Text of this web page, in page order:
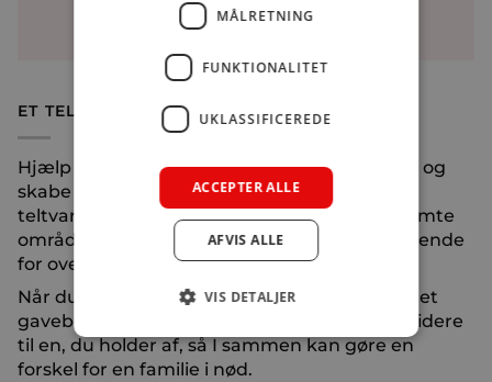
ET TELTVARMESÆT TIL EN FAMILIE
Hjælp en udsat familie med at holde varmen og
skabe komfort i barske omgivelser. Et
teltvarmesæt er en essentiel løsning i kriseramte
områder, hvor varme og beskyttelse er afgørende
for overlevelse og trivsel.
Når du køber et teltvarmesæt, modtager du et
gavebevis, som du kan hænge op eller give videre
til en, du holder af, så I sammen kan gøre en
forskel for en familie i nød.
MÅLRETNING
FUNKTIONALITET
UKLASSIFICEREDE
ACCEPTER ALLE
AFVIS ALLE
VIS DETALJER